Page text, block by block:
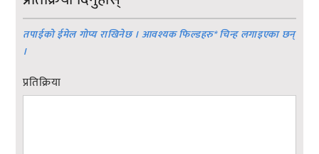
तपाईको ईमेल गोप्य राखिनेछ । आवश्यक फिल्डहरु*चिन्ह लगाइएका छन्
।
प्रतिक्रिया